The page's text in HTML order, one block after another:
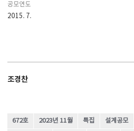
공모연도
2015. 7.
조경찬
672호 2023년 11월 특집 설계공모